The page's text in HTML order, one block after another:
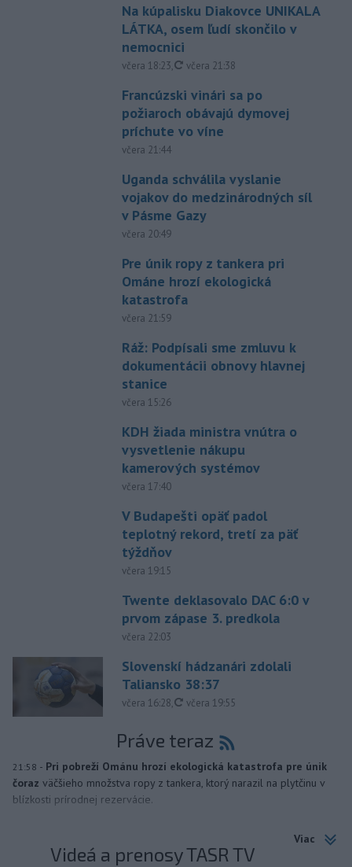
Na kúpalisku Diakovce UNIKALA
LÁTKA, osem ľudí skončilo v
nemocnici
včera 18:23, aktualizované
včera 21:38
Francúzski vinári sa po
požiaroch obávajú dymovej
príchute vo víne
včera 21:44
Uganda schválila vyslanie
vojakov do medzinárodných síl
v Pásme Gazy
včera 20:49
Pre únik ropy z tankera pri
Ománe hrozí ekologická
katastrofa
včera 21:59
Ráž: Podpísali sme zmluvu k
dokumentácii obnovy hlavnej
stanice
včera 15:26
KDH žiada ministra vnútra o
vysvetlenie nákupu
kamerových systémov
včera 17:40
V Budapešti opäť padol
teplotný rekord, tretí za päť
týždňov
včera 19:15
Twente deklasovalo DAC 6:0 v
prvom zápase 3. predkola
včera 22:03
Slovenskí hádzanári zdolali
Taliansko 38:37
včera 16:28, aktualizované
včera 19:55
Práve teraz
21:58 - Pri pobreží Ománu hrozí ekologická katastrofa pre únik
čoraz väčšieho množstva ropy z tankera, ktorý narazil na plytčinu v
blízkosti prírodnej rezervácie.
Viac
Videá a prenosy TASR TV